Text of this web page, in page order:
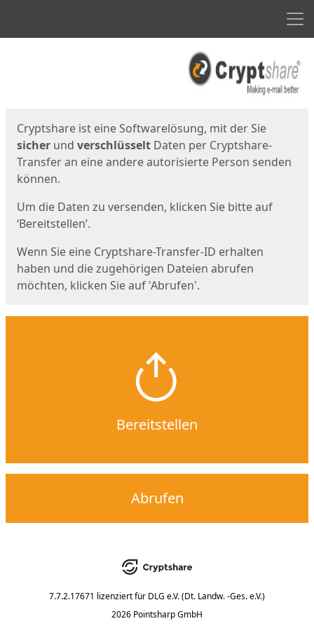
Cryptshare ist eine Softwarelösung, mit der Sie
sicher und verschlüsselt Daten per Cryptshare-
Transfer an eine andere autorisierte Person senden
können.
Um die Daten zu versenden, klicken Sie bitte auf
‘Bereitstellen’.
Wenn Sie eine Cryptshare-Transfer-ID erhalten
haben und die zugehörigen Dateien abrufen
möchten, klicken Sie auf 'Abrufen'.
Bereitstellen
Abrufen
7.7.2.17671 lizenziert für DLG e.V. (Dt. Landw. -Ges. e.V.)
2026 Pointsharp GmbH